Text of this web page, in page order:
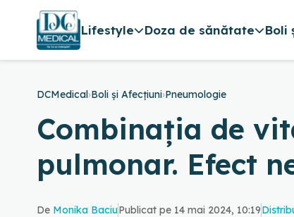
Lifestyle Doza de sănătate Boli
DCMedical›Boli și Afecțiuni›Pneumologie
Combinația de
pulmonar. Efect
De Monika BaciuPublicat pe 14 mai 2024, 10:19